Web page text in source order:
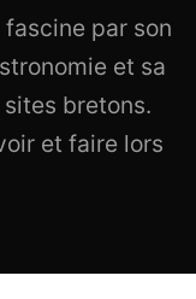
par son
et sa
bretons.
et faire lors